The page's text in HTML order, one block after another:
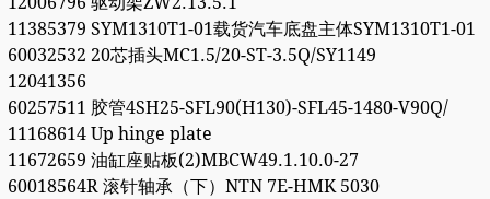
11385379 SYM1310T1-01载货汽车底盘主体SYM1310T1-01
60032532 20芯插头MC1.5/20-ST-3.5Q/SY1149
12041356
60257511 胶管4SH25-SFL90(H130)-SFL45-1480-V90Q/
11168614 Up hinge plate
11672659 油缸座贴板(2)MBCW49.1.10.0-27
60018564R 滚针轴承（下）NTN 7E-HMK 5030